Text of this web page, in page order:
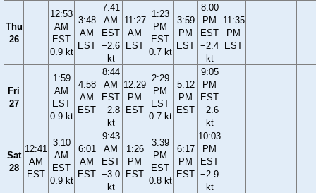
Thu
26
12:53
AM
EST
0.9 kt
3:48
AM
EST
7:41
AM
EST
−2.6
kt
11:27
AM
EST
1:23
PM
EST
0.7 kt
3:59
PM
EST
8:00
PM
EST
−2.4
kt
11:35
PM
EST
Fri
27
1:59
AM
EST
0.9 kt
4:58
AM
EST
8:44
AM
EST
−2.8
kt
12:29
PM
EST
2:29
PM
EST
0.7 kt
5:12
PM
EST
9:05
PM
EST
−2.6
kt
Sat
28
12:41
AM
EST
3:10
AM
EST
0.9 kt
6:01
AM
EST
9:43
AM
EST
−3.0
kt
1:26
PM
EST
3:39
PM
EST
0.8 kt
6:17
PM
EST
10:03
PM
EST
−2.9
kt